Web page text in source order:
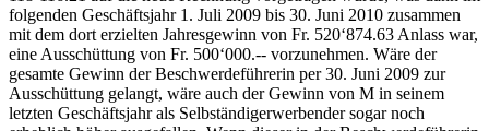
folgenden Geschäftsjahr 1. Juli 2009 bis 30. Juni 2010 zusammen
mit dem dort erzielten Jahresgewinn von Fr. 520‘874.63 Anlass war,
eine Ausschüttung von Fr. 500‘000.-- vorzunehmen. Wäre der
gesamte Gewinn der Beschwerdeführerin per 30. Juni 2009 zur
Ausschüttung gelangt, wäre auch der Gewinn von M in seinem
letzten Geschäftsjahr als Selbständigerwerbender sogar noch